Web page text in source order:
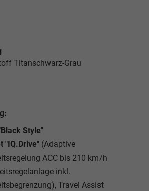
Titanschwarz-Grau
Style"
"IQ.Drive" (Adaptive
ACC bis 210 km/h
inkl.
Travel Assist